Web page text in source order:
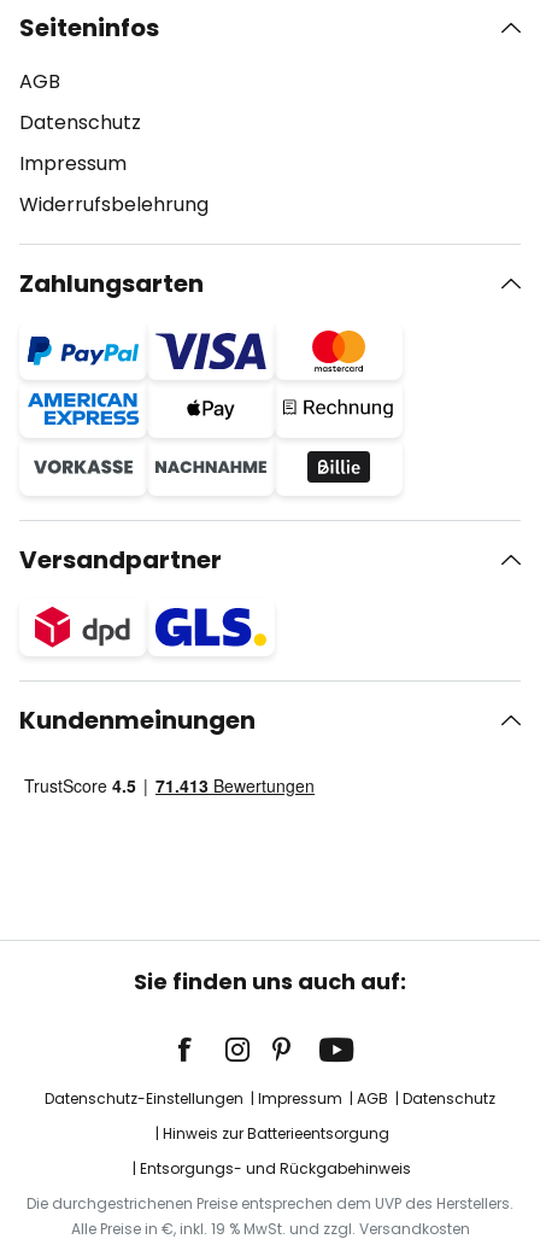
Seiteninfos
AGB
Datenschutz
Impressum
Widerrufsbelehrung
Zahlungsarten
Versandpartner
Kundenmeinungen
Sie finden uns auch auf:
Datenschutz-Einstellungen Impressum AGB
Datenschutz
Hinweis zur Batterieentsorgung
Entsorgungs- und Rückgabehinweis
Die durchgestrichenen Preise entsprechen dem UVP des Herstellers.
Alle Preise in €, inkl. 19 % MwSt. und zzgl. Versandkosten